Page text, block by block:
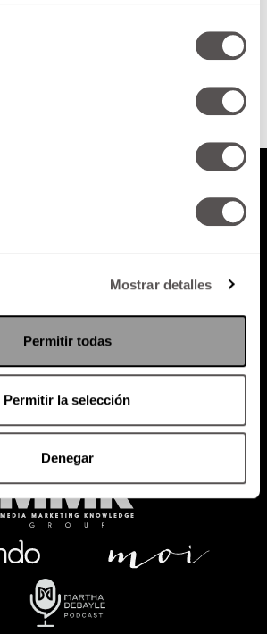
Mostrar detalles
Permitir todas
Permitir la selección
Denegar
Política de Privacidad
RADIO MARTHA EVENTOS
SACA TU ID